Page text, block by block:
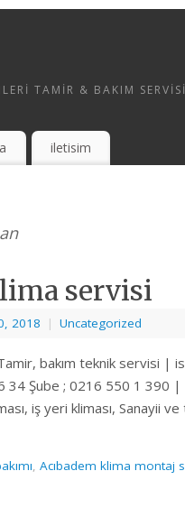
TAMIR & BAKIM SERVISI
iletisim
servisi
2018 | Uncategorized
bakım teknik servisi |
34 Şube ; 0216 550 1 390 |
iş yeri kliması, Sanayii
, Acıbadem klima montaj